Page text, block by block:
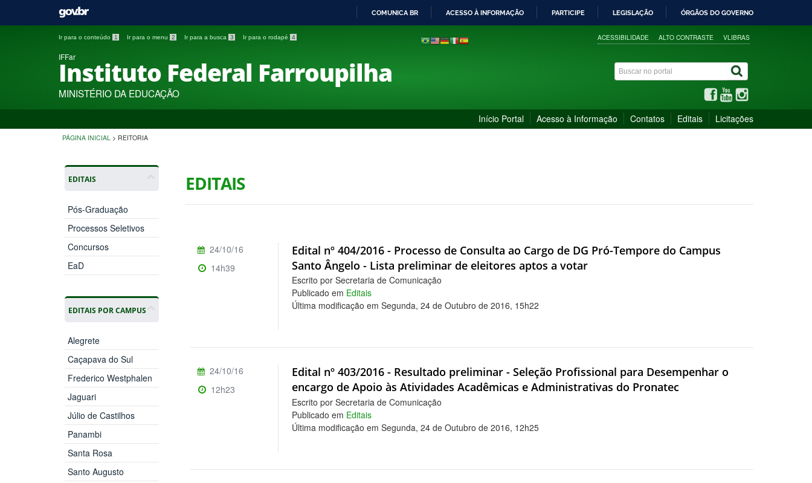
PARA
COMUNICA BR ACESSO À INFORMAÇÃO PARTICIPE LEGISLAÇÃO ÓRGÃOS DO GOVERNO
Ir para o conteúdo 1 Ir para o menu 2 Ir para a busca 3 Ir para o rodapé 4 ACESSIBILIDADE ALTO CONTRASTE VLIBRAS
IFFar
Instituto Federal Farroupilha
MINISTÉRIO DA EDUCAÇÃO
Início Portal Acesso à Informação Contatos Editais Licitações
PÁGINA INICIAL > REITORIA
EDITAIS
Pós-Graduação
Processos Seletivos
Concursos
EaD
EDITAIS POR CAMPUS
Alegrete
Caçapava do Sul
Frederico Westphalen
Jaguari
Júlio de Castilhos
Panambi
Santa Rosa
Santo Augusto
EDITAIS
Edital nº 404/2016 - Processo de Consulta ao Cargo de DG Pró-Tempore do Campus
Santo Ângelo - Lista preliminar de eleitores aptos a votar
Escrito por Secretaria de Comunicação
Publicado em Editais
Última modificação em Segunda, 24 de Outubro de 2016, 15h22
24/10/16
14h39
Edital nº 403/2016 - Resultado preliminar - Seleção Profissional para Desempenhar o
encargo de Apoio às Atividades Acadêmicas e Administrativas do Pronatec
Escrito por Secretaria de Comunicação
Publicado em Editais
Última modificação em Segunda, 24 de Outubro de 2016, 12h25
24/10/16
12h23